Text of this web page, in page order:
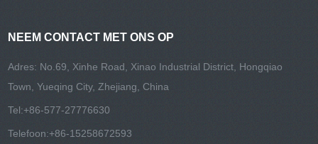
NEEM CONTACT MET ONS OP
Adres: No.69, Xinhe Road, Xinao Industrial District, Hongqiao
Town, Yueqing City, Zhejiang, China
Tel:+86-577-27776630
Telefoon:+86-15258672593